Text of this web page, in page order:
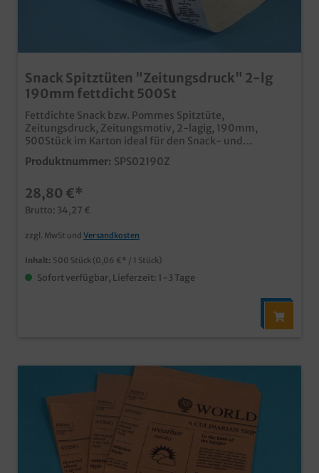
Snack Spitztüten "Zeitungsdruck" 2-lg
190mm fettdicht 500St
Fettdichte Snack bzw. Pommes Spitztüte,
Zeitungsdruck, Zeitungsmotiv, 2-lagig, 190mm,
500Stück im Karton ideal für den Snack- und
Imbissbereich Pommes, Backfisch und andere
Leckereien zum einfachen Verzehr unterwegs beliebter
Wärmedämmung und Dichtigkeit, dennoch
umweltfreundlich ohne Kunststoff ab 50.000 Stück
auch individuell bedruckbar
Produktnummer: SPS02190Z
28,80 €*
Brutto: 34,27 €
zzgl. MwSt und Versandkosten
Inhalt: 500 Stück (0,06 €* / 1 Stück)
Sofort verfügbar, Lieferzeit: 1-3 Tage